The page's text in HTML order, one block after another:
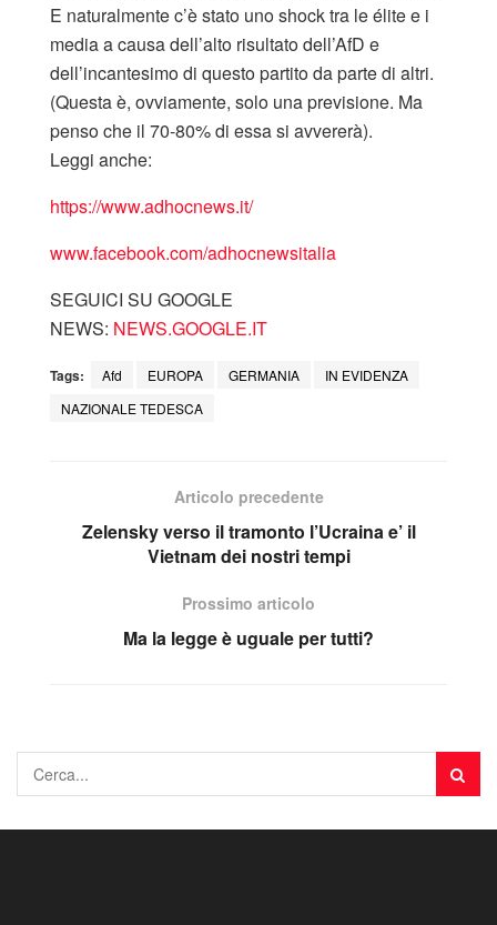
E naturalmente c’è stato uno shock tra le élite e i
media a causa dell’alto risultato dell’AfD e
dell’incantesimo di questo partito da parte di altri.
(Questa è, ovviamente, solo una previsione. Ma
penso che il 70-80% di essa si avvererà).
Leggi anche:
https://www.adhocnews.it/
www.facebook.com/adhocnewsitalia
SEGUICI SU GOOGLE
NEWS: NEWS.GOOGLE.IT
Tags: Afd EUROPA GERMANIA
IN EVIDENZA
NAZIONALE TEDESCA
Articolo precedente
Zelensky verso il tramonto l’Ucraina e’ il
Vietnam dei nostri tempi
Prossimo articolo
Ma la legge è uguale per tutti?